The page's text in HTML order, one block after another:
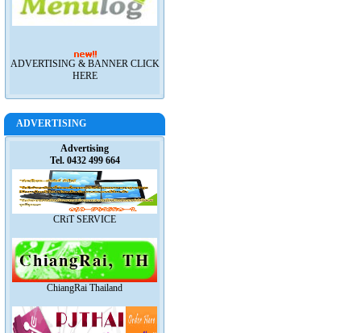
ADVERTISING & BANNER CLICK
HERE
ADVERTISING
Advertising
Tel. 0432 499 664
CRiT SERVICE
ChiangRai Thailand